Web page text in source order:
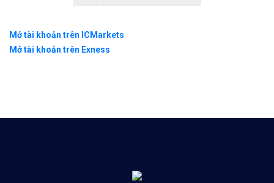
Mở tài khoản trên ICMarkets
Mở tài khoản trên Exness